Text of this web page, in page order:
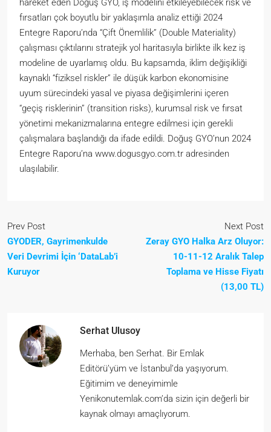
hareket eden Doğuş GYO, iş modelini etkileyebilecek risk ve
fırsatları çok boyutlu bir yaklaşımla analiz ettiği 2024
Entegre Raporu’nda “Çift Önemlilik” (Double Materiality)
çalışması çıktılarını stratejik yol haritasıyla birlikte ilk kez iş
modeline de uyarlamış oldu. Bu kapsamda, iklim değişikliği
kaynaklı “fiziksel riskler” ile düşük karbon ekonomisine
uyum sürecindeki yasal ve piyasa değişimlerini içeren
“geçiş risklerinin” (transition risks), kurumsal risk ve fırsat
yönetimi mekanizmalarına entegre edilmesi için gerekli
çalışmalara başlandığı da ifade edildi. Doğuş GYO’nun 2024
Entegre Raporu’na www.dogusgyo.com.tr adresinden
ulaşılabilir.
Prev Post
GYODER, Gayrimenkulde
Veri Devrimi İçin ‘DataLab’i
Kuruyor
Next Post
Zeray GYO Halka Arz Oluyor:
10-11-12 Aralık Talep
Toplama ve Hisse Fiyatı
(13,00 TL)
Serhat Ulusoy
Merhaba, ben Serhat. Bir Emlak
Editörü’yüm ve İstanbul’da yaşıyorum.
Eğitimim ve deneyimimle
Yenikonutemlak.com’da sizin için değerli bir
kaynak olmayı amaçlıyorum.